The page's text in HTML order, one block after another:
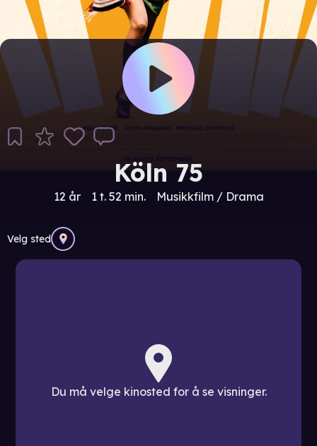
Köln 75
12 år 1 t. 52 min. Musikkfilm / Drama
Velg sted
Du må velge kinosted for å se visninger.